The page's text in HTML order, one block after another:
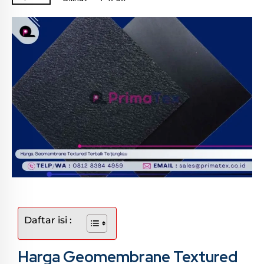
Daftar isi :
Harga Geomembrane Textured